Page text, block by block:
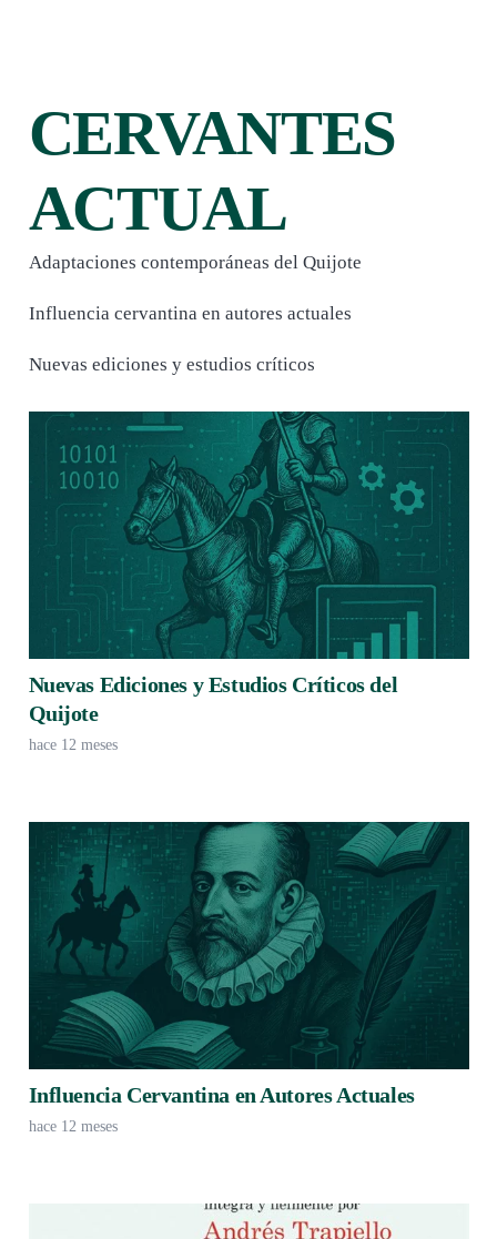
CERVANTES
ACTUAL
Adaptaciones contemporáneas del Quijote
Influencia cervantina en autores actuales
Nuevas ediciones y estudios críticos
Nuevas Ediciones y Estudios Críticos del
Quijote
hace 12 meses
Influencia Cervantina en Autores Actuales
hace 12 meses